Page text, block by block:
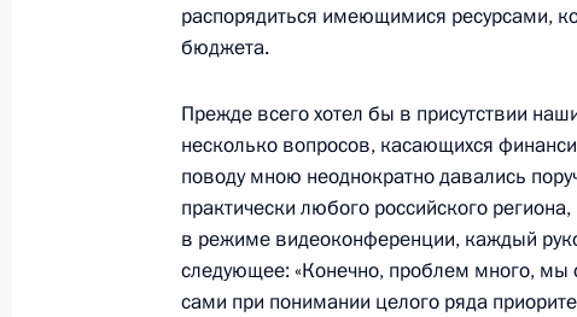
Указ о награждении орденом Почёта
Соболезнования в связи с кончиной
Семёновой
17 июня 2010 года, 11:30
распорядиться имеющимися ресурсами,
бюджета.
Прежде всего хотел бы в присутствии
несколько вопросов, касающихся
поводу мною неоднократно давались
практически любого российского
в режиме видеоконференции, каждый
следующее: «Конечно, проблем много, мы
сами при понимании целого ряда